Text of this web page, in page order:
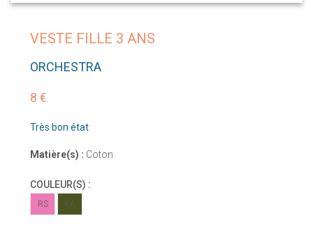
VESTE FILLE 3 ANS
ORCHESTRA
8 €
Très bon état
Matière(s) : Coton
COULEUR(S) :
RS KA